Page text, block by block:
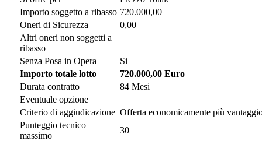
Importo soggetto a ribasso 720.000,00
Oneri di Sicurezza
0,00
Altri oneri non soggetti a
ribasso
Senza Posa in Opera
Si
Importo totale lotto
720.000,00 Euro
Durata contratto
84 Mesi
Eventuale opzione
Criterio di aggiudicazione Offerta economicamente più
Punteggio tecnico
massimo
30